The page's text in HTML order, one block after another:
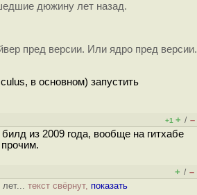
дюжину лет назад.
пред версии. Или ядро пред версии.
в основном) запустить
+1 + / –
из 2009 года, вообще на гитхабе
+ / –
текст свёрнут, показать